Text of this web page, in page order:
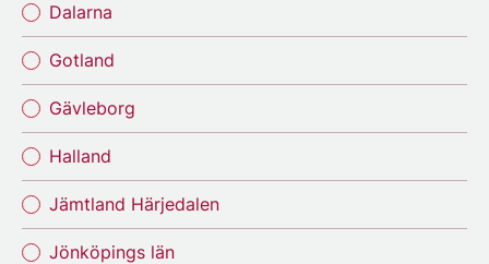
Dalarna
Gotland
Gävleborg
Halland
Jämtland Härjedalen
Jönköpings län